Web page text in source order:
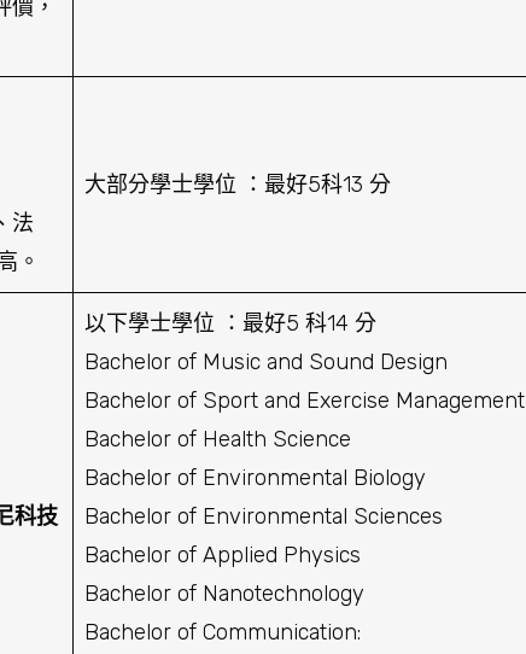
，
法
。
大部分學士學位 ：最好5科13 分
科技
以下學士學位 ：最好5 科14 分
Bachelor of Music and Sound Design
Bachelor of Sport and Exercise Management
Bachelor of Health Science
Bachelor of Environmental Biology
Bachelor of Environmental Sciences
Bachelor of Applied Physics
Bachelor of Nanotechnology
Bachelor of Communication: